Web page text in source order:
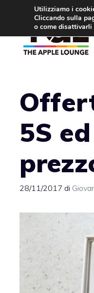
contenuto
5S
28/11/2017 di
Utilizziamo i
Cliccando sulla
o come disattivarli